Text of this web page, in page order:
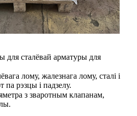
для сталёвай арматуры для
лому, жалезнага лому, сталі і
па рэзцы і падзелу.
з зваротным клапанам,